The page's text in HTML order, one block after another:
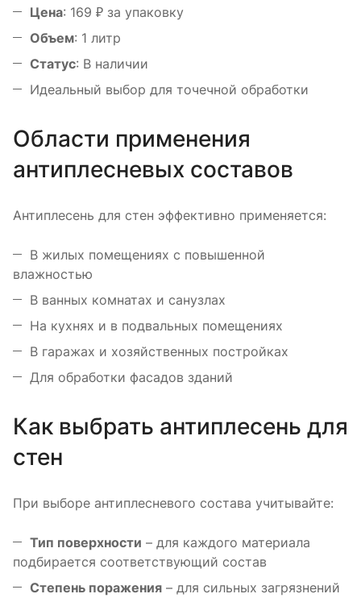
Цена: 169 ₽ за упаковку
Объем: 1 литр
Статус: В наличии
Идеальный выбор для точечной обработки
Области применения
антиплесневых составов
Антиплесень для стен эффективно применяется:
В жилых помещениях с повышенной
влажностью
В ванных комнатах и санузлах
На кухнях и в подвальных помещениях
В гаражах и хозяйственных постройках
Для обработки фасадов зданий
Как выбрать антиплесень для
стен
При выборе антиплесневого состава учитывайте:
Тип поверхности – для каждого материала
подбирается соответствующий состав
Степень поражения – для сильных загрязнений